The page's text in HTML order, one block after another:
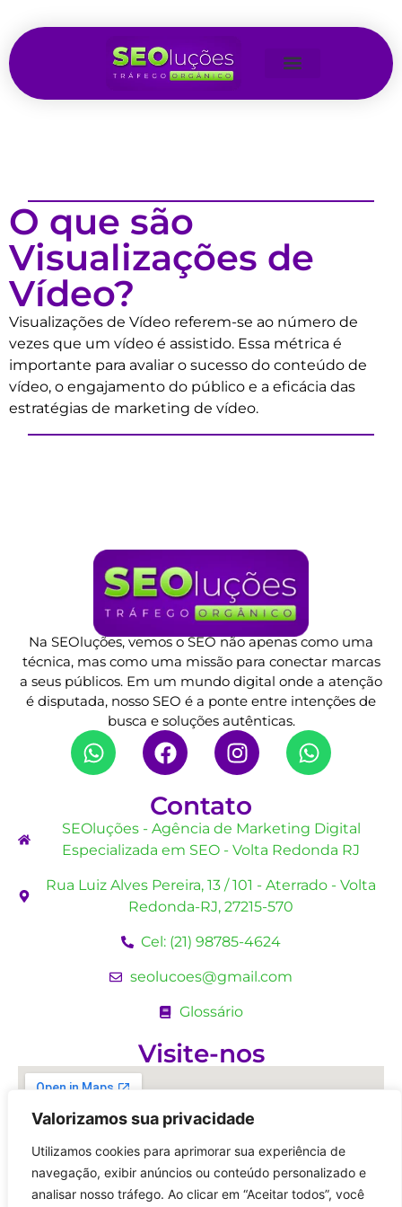
Valorizamos sua privacidade
Utilizamos cookies para aprimorar sua experiência de
navegação, exibir anúncios ou conteúdo personalizado e
analisar nosso tráfego. Ao clicar em “Aceitar todos”, você
O que são
Visualizações de
Vídeo?
Visualizações de Vídeo referem-se ao número de
vezes que um vídeo é assistido. Essa métrica é
importante para avaliar o sucesso do conteúdo de
vídeo, o engajamento do público e a eficácia das
estratégias de marketing de vídeo.
Na SEOluções, vemos o SEO não apenas como uma
técnica, mas como uma missão para conectar marcas
a seus públicos. Em um mundo digital onde a atenção
é disputada, nosso SEO é a ponte entre intenções de
busca e soluções autênticas.
Contato
SEOluções - Agência de Marketing Digital
Especializada em SEO - Volta Redonda RJ
Rua Luiz Alves Pereira, 13 / 101 - Aterrado - Volta
Redonda-RJ, 27215-570
Cel: (21) 98785-4624
seolucoes@gmail.com
Glossário
Visite-nos